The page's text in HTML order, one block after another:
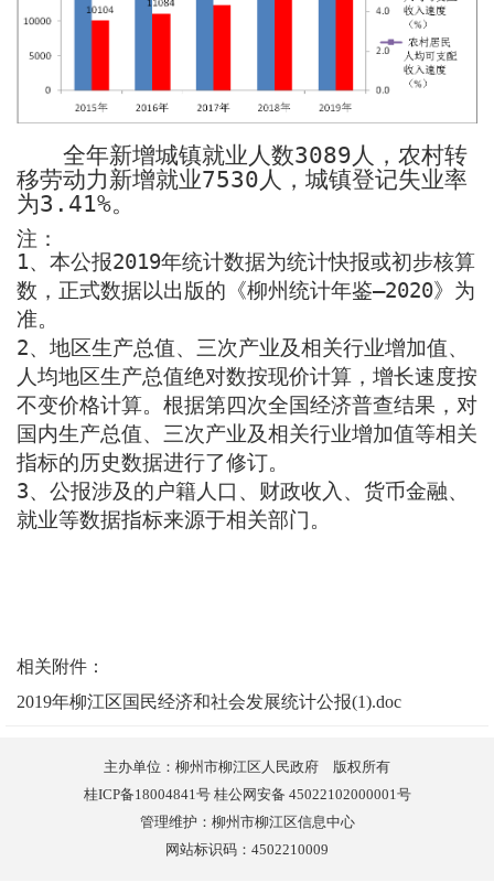
全年新增城镇就业人数3089 人，农村转
移劳动力新增就业7530 人，城镇登记失业率
为3.41%。
注：
1、本公报2019年统计数据为统计快报或初步核算
数，正式数据以出版的《柳州统计年鉴—2020》为
准。
2、 地区生产总值、三次产业及相关行业增加值、
人均地区生产总值绝对数按现价计算，增长速度按
不变价格计算。根据第四次全国经济普查结果，对
国内生产总值、三次产业及相关行业增加值等相关
指标的历史数据进行了修订。
3、公报涉及的户籍人口、财政收入、货币金融、
就业等数据指标来源于相关部门。
相关附件：
2019年柳江区国民经济和社会发展统计公报(1).doc
主办单位：柳州市柳江区人民政府 版权所有
桂ICP备18004841号 桂公网安备 45022102000001号
管理维护：柳州市柳江区信息中心
网站标识码：4502210009